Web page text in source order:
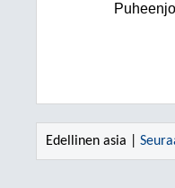
Edellinen asia |